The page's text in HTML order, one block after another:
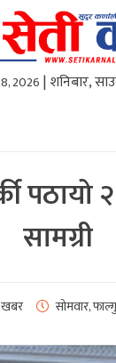
2026 | शनिबार,
पठायो
सामग्री
खबर सोमवार,